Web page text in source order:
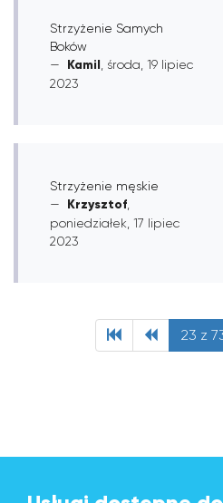
Strzyżenie Samych
Boków
Kamil , środa, 19 lipiec
2023
Strzyżenie męskie
Krzysztof
poniedziałek, 17 lipiec
2023
23 z